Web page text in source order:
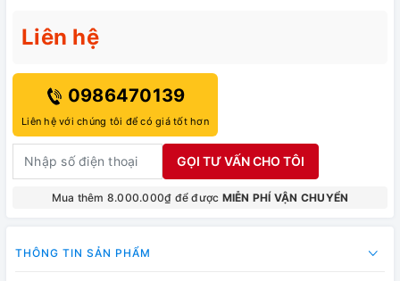
Liên hệ
0986470139
Liên hệ với chúng tôi để có giá tốt hơn
GỌI TƯ VẤN CHO TÔI
Mua thêm 8.000.000₫ để được MIỄN PHÍ VẬN CHUYỂN
THÔNG TIN SẢN PHẨM